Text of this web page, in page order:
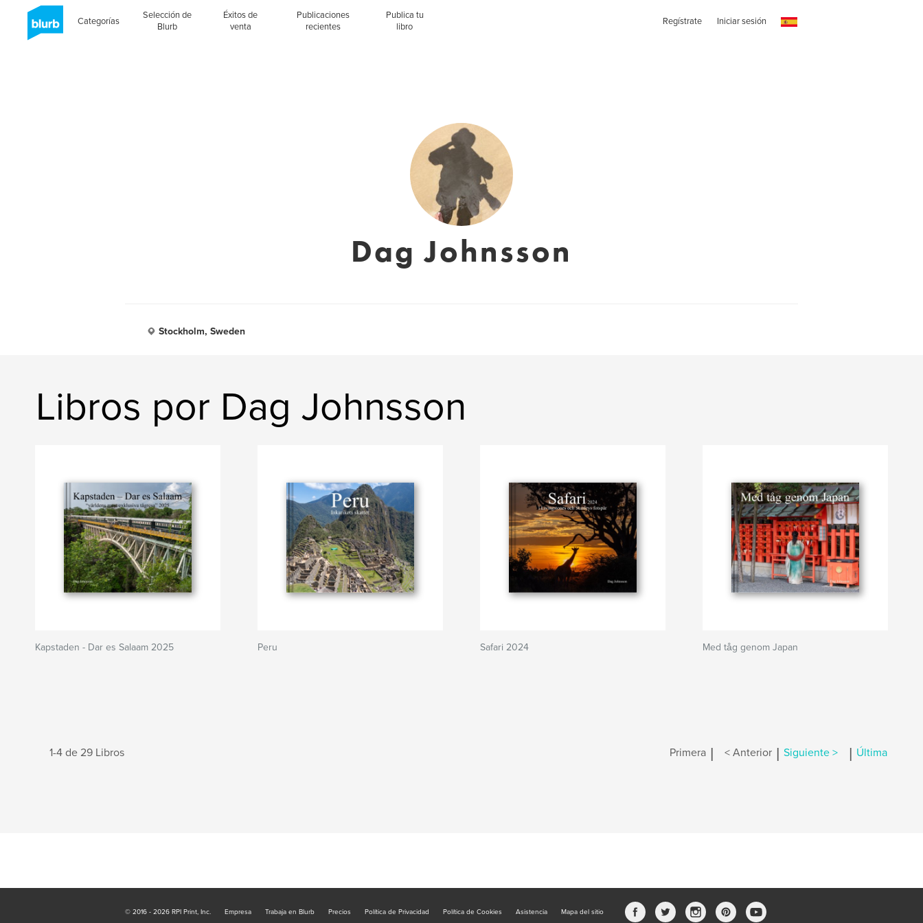
Categorías
Selección de
Blurb
Éxitos de
venta
Publicaciones
recientes
Publica tu
libro
Regístrate Iniciar sesión
Dag Johnsson
Stockholm, Sweden
Libros por Dag Johnsson
Kapstaden - Dar es Salaam 2025 Peru Safari 2024 Med tåg genom Japan
1-4 de 29 Libros Primera | < Anterior | Siguiente > | Última
© 2016 - 2026 RPI Print, Inc. Empresa Trabaja en Blurb Precios Política de Privacidad Política de Cookies Asistencia Mapa del sitio